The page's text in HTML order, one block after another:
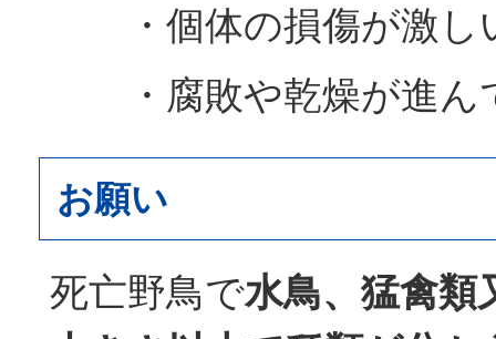
・個体の損傷が激し
・腐敗や乾燥が進ん
お願い
死亡野鳥で水鳥、猛禽類